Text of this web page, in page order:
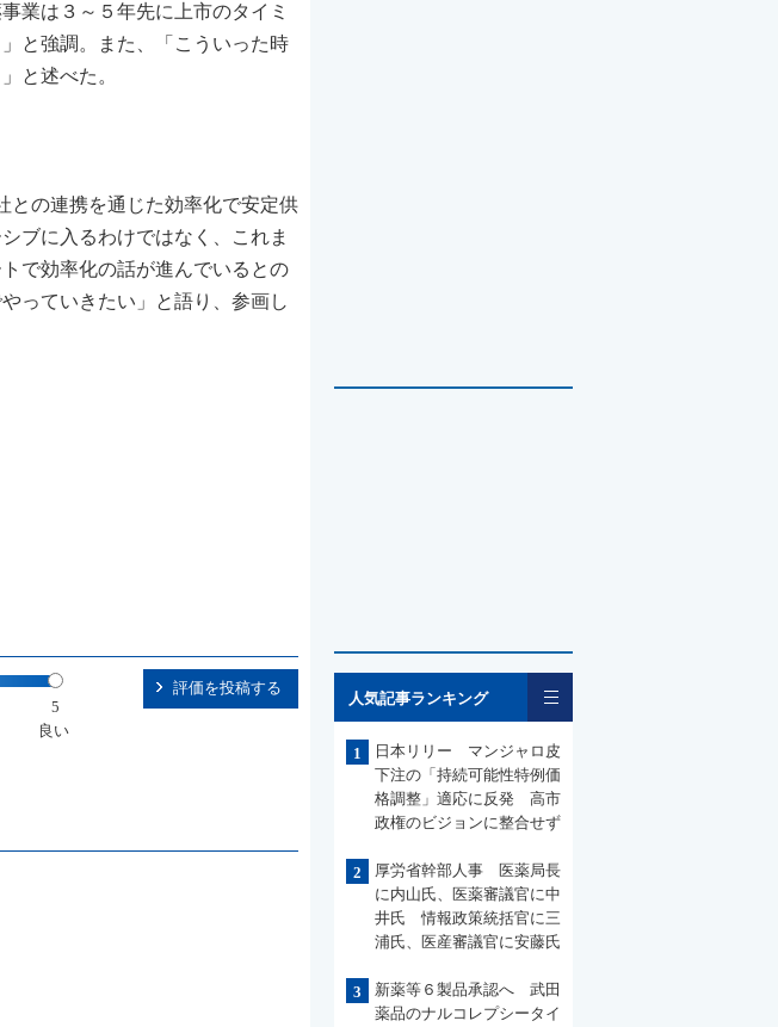
業は３～５年先に上市のタイミ
と強調。また、「こういった時
と述べた。
との連携を通じた効率化で安定供
ブに入るわけではなく、これま
で効率化の話が進んでいるとの
っていきたい」と語り、参画し
5
良い
評価を投稿する
人気記事ランキング
1
日本リリー マンジャロ皮
下注の「持続可能性特例価
格調整」適応に反発 高市
政権のビジョンに整合せず
2
厚労省幹部人事 医薬局長
に内山氏、医薬審議官に中
井氏 情報政策統括官に三
浦氏、医産審議官に安藤氏
3
新薬等６製品承認へ 武田
薬品のナルコレプシータイ